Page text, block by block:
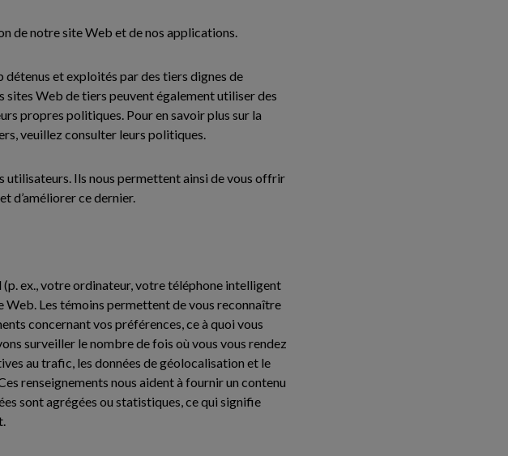
de notre site Web et de nos applications.
et exploités par des tiers dignes de
sites Web de tiers peuvent également utiliser des
propres politiques. Pour en savoir plus sur la
veuillez consulter leurs politiques.
Ils nous permettent ainsi de vous offrir
d’améliorer ce dernier.
ex., votre ordinateur, votre téléphone intelligent
Les témoins permettent de vous reconnaître
concernant vos préférences, ce à quoi vous
surveiller le nombre de fois où vous vous rendez
au trafic, les données de géolocalisation et le
renseignements nous aident à fournir un contenu
sont agrégées ou statistiques, ce qui signifie